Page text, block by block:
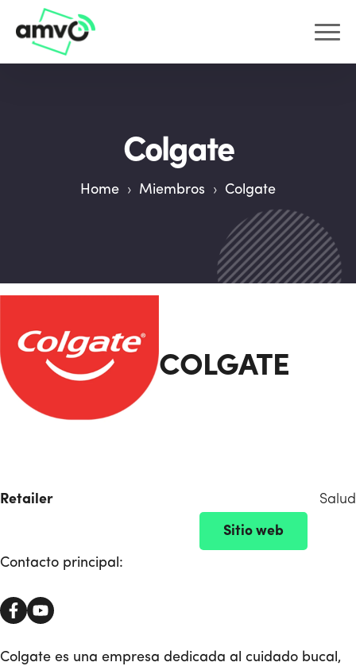
Colgate
Home › Miembros › Colgate
COLGATE
Retailer Salud
Sitio web
Contacto principal:
Colgate es una empresa dedicada al cuidado bucal,